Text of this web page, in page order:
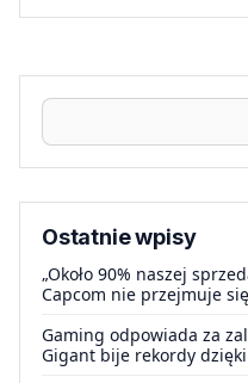
Ostatnie wpisy
„Około 90% naszej
Capcom nie przejmuje
Gaming odpowiada za
Gigant bije rekordy